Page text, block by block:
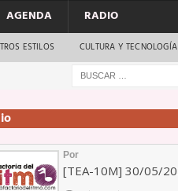
AGENDA RADIO
ESTILOS CULTURA Y TECNOLOGÍA